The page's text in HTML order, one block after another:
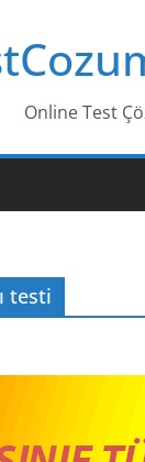
Online Test
testi